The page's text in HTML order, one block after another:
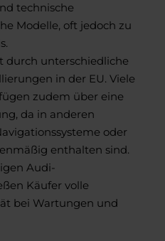
technische
Modelle, oft jedoch zu
durch unterschiedliche
in der EU. Viele
zudem über eine
da in anderen
oder
enthalten sind.
Audi-
Käufer volle
bei Wartungen und